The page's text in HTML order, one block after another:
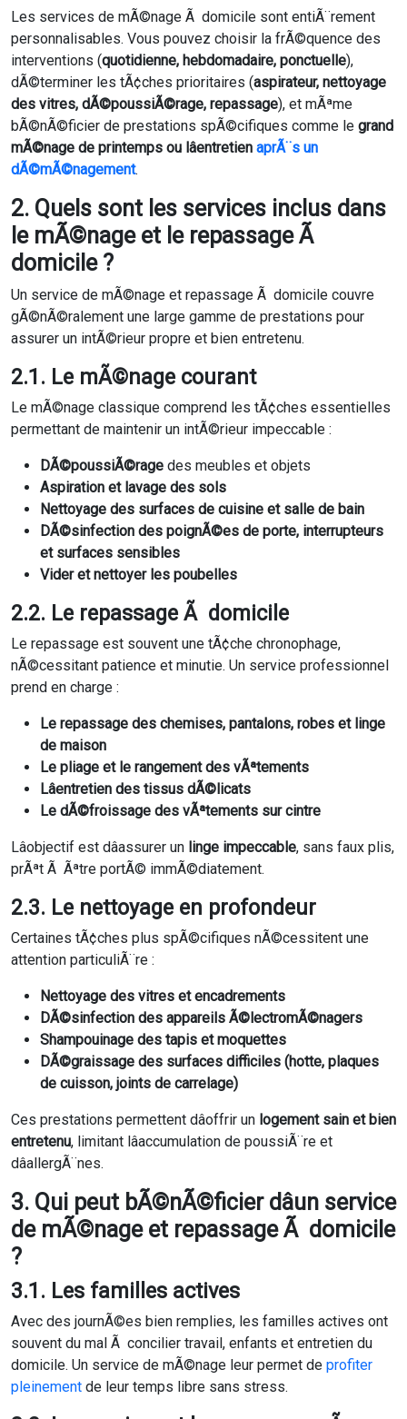
Les services de mÃ©nage Ã domicile sont entiÃ¨rement
personnalisables. Vous pouvez choisir la frÃ©quence des
interventions (quotidienne, hebdomadaire, ponctuelle),
dÃ©terminer les tÃ¢ches prioritaires (aspirateur, nettoyage
des vitres, dÃ©poussiÃ©rage, repassage), et mÃªme
bÃ©nÃ©ficier de prestations spÃ©cifiques comme le grand
mÃ©nage de printemps ou lâentretien aprÃ¨s un
dÃ©mÃ©nagement.
2. Quels sont les services inclus dans
le mÃ©nage et le repassage Ã
domicile ?
Un service de mÃ©nage et repassage Ã domicile couvre
gÃ©nÃ©ralement une large gamme de prestations pour
assurer un intÃ©rieur propre et bien entretenu.
2.1. Le mÃ©nage courant
Le mÃ©nage classique comprend les tÃ¢ches essentielles
permettant de maintenir un intÃ©rieur impeccable :
DÃ©poussiÃ©rage des meubles et objets
Aspiration et lavage des sols
Nettoyage des surfaces de cuisine et salle de bain
DÃ©sinfection des poignÃ©es de porte, interrupteurs
et surfaces sensibles
Vider et nettoyer les poubelles
2.2. Le repassage Ã domicile
Le repassage est souvent une tÃ¢che chronophage,
nÃ©cessitant patience et minutie. Un service professionnel
prend en charge :
Le repassage des chemises, pantalons, robes et linge
de maison
Le pliage et le rangement des vÃªtements
Lâentretien des tissus dÃ©licats
Le dÃ©froissage des vÃªtements sur cintre
Lâobjectif est dâassurer un linge impeccable, sans faux plis,
prÃªt Ã Ãªtre portÃ© immÃ©diatement.
2.3. Le nettoyage en profondeur
Certaines tÃ¢ches plus spÃ©cifiques nÃ©cessitent une
attention particuliÃ¨re :
Nettoyage des vitres et encadrements
DÃ©sinfection des appareils Ã©lectromÃ©nagers
Shampouinage des tapis et moquettes
DÃ©graissage des surfaces difficiles (hotte, plaques
de cuisson, joints de carrelage)
Ces prestations permettent dâoffrir un logement sain et bien
entretenu, limitant lâaccumulation de poussiÃ¨re et
dâallergÃ¨nes.
3. Qui peut bÃ©nÃ©ficier dâun service
de mÃ©nage et repassage Ã domicile
?
3.1. Les familles actives
Avec des journÃ©es bien remplies, les familles actives ont
souvent du mal Ã concilier travail, enfants et entretien du
domicile. Un service de mÃ©nage leur permet de profiter
pleinement de leur temps libre sans stress.